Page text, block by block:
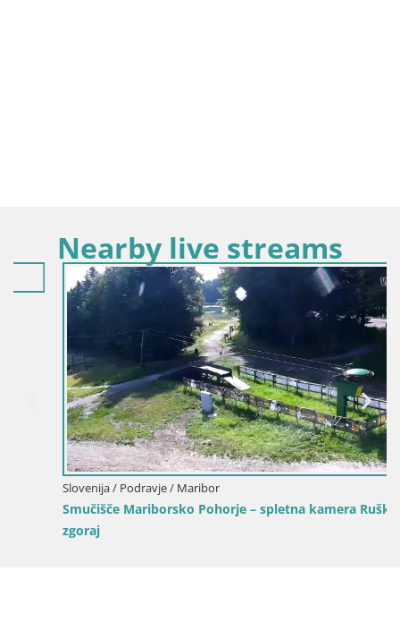
Nearby live streams
Slovenija / Podravje / Maribor
Smučišče Mariborsko Pohorje – spletna kamera Ruška